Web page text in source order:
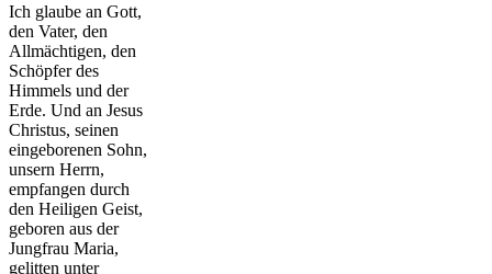
Ich glaube an Gott,
den Vater, den
Allmächtigen, den
Schöpfer des
Himmels und der
Erde. Und an Jesus
Christus, seinen
eingeborenen Sohn,
unsern Herrn,
empfangen durch
den Heiligen Geist,
geboren aus der
Jungfrau Maria,
gelitten unter